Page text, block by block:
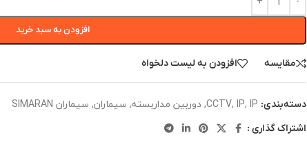
افزودن به سبد خرید
مقایسه افزودن به لیست دلخواه
دسته‌بندی: CCTV, IP, IP
,دوربین مداربسته, سیماران, سیماران SIMARAN
اشتراک گذاری :